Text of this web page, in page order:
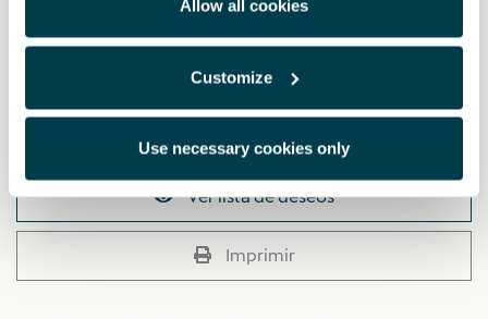
Allow all cookies
Customize
Use necessary cookies only
PVP:
Ver lista de deseos
Imprimir